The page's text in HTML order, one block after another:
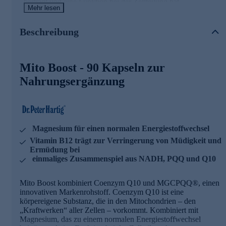
Vitamin E trägt dazu bei, die Zellen vor oxidativem
Stress zu schützen
Vitamin B12 trägt zu einem normalen
Vitamin B12 trägt zur Verringerung von Müdigkeit und
Ermüdung bei
Mit Markenrohstoff aus Japan für das PQQ
Zusammenspiel von NADH, PQQ und Q10 einmalig
Bestellen Sie noch heute bequem und sicher online.
Mehr lesen
Beschreibung
Mito Boost - 90 Kapseln zur
Nahrungsergänzung
Magnesium für einen normalen Energiestoffwechsel
Vitamin B12 trägt zur Verringerung von Müdigkeit und
Ermüdung bei
einmaliges Zusammenspiel aus NADH, PQQ und Q10
Mito Boost kombiniert Coenzym Q10 und MGCPQQ®, einen
innovativen Markenrohstoff. Coenzym Q10 ist eine
körpereigene Substanz, die in den Mitochondrien – den
„Kraftwerken“ aller Zellen – vorkommt. Kombiniert mit
Magnesium, das zu einem normalen Energiestoffwechsel